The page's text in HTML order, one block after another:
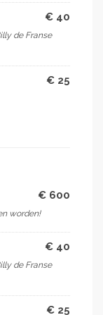
€ 40
de Franse
€ 25
€ 600
worden!
€ 40
de Franse
€ 25